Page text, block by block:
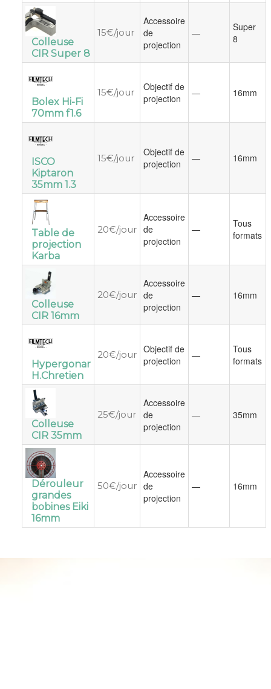
Colleuse
CIR Super 8
15€/jour
Accessoire
de
projection
—
Super
8
Bolex Hi-Fi
70mm f1.6
15€/jour
Objectif de
projection
— 16mm
ISCO
Kiptaron
35mm 1.3
15€/jour
Objectif de
projection
— 16mm
Table de
projection
Karba
20€/jour
Accessoire
de
projection
—
Tous
formats
Colleuse
CIR 16mm
20€/jour
Accessoire
de
projection
— 16mm
Hypergonar
H.Chretien
20€/jour Objectif de
projection
—
Tous
formats
Colleuse
CIR 35mm
25€/jour
Accessoire
de
projection
— 35mm
Dérouleur
grandes
bobines Eiki
16mm
50€/jour
Accessoire
de
projection
— 16mm